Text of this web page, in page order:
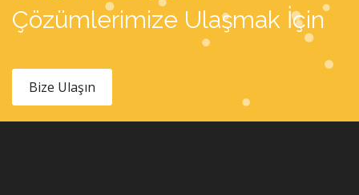
Çözümlerimize Ulaşmak İçin
Bize Ulaşın